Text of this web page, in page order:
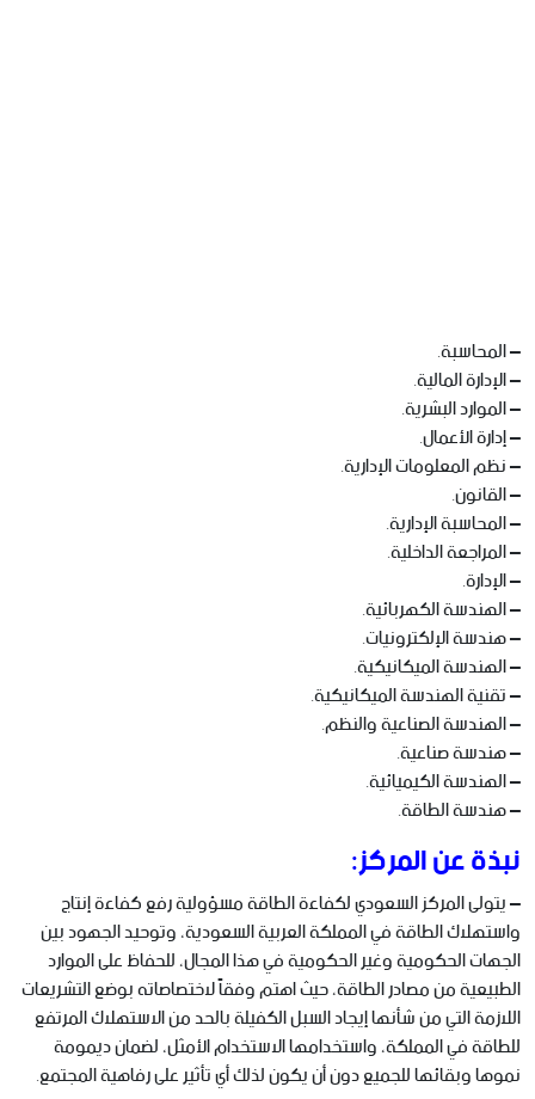
– المحاسبة.
– الإدارة المالية.
– الموارد البشرية.
– إدارة الأعمال.
– نظم المعلومات الإدارية.
– القانون.
– المحاسبة الإدارية.
– المراجعة الداخلية.
– الإدارة.
– الهندسة الكهربائية.
– هندسة الإلكترونيات.
– الهندسة الميكانيكية.
– تقنية الهندسة الميكانيكية.
– الهندسة الصناعية والنظم.
– هندسة صناعية.
– الهندسة الكيميائية.
– هندسة الطاقة.
نبذة عن المركز:
– يتولى المركز السعودي لكفاءة الطاقة مسؤولية رفع كفاءة إنتاج
واستهلاك الطاقة في المملكة العربية السعودية، وتوحيد الجهود بين
الجهات الحكومية وغير الحكومية في هذا المجال، للحفاظ على الموارد
الطبيعية من مصادر الطاقة، حيث اهتم وفقاً لاختصاصاته بوضع التشريعات
اللازمة التي من شأنها إيجاد السبل الكفيلة بالحد من الاستهلاك المرتفع
للطاقة في المملكة، واستخدامها الاستخدام الأمثل، لضمان ديمومة
نموها وبقائها للجميع دون أن يكون لذلك أي تأثير على رفاهية المجتمع.